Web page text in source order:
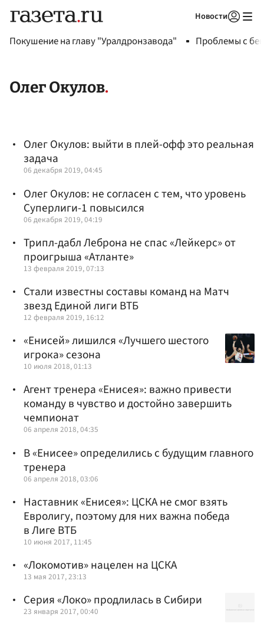
Новости
Покушение на главу "Уралдронзавода" Проблемы с
Олег Окулов
Олег Окулов: выйти в плей-офф это реальная
задача
06 декабря 2019, 04:45
Олег Окулов: не согласен с тем, что уровень
Суперлиги-1 повысился
06 декабря 2019, 04:19
Трипл-дабл Леброна не спас «Лейкерс» от
проигрыша «Атланте»
13 февраля 2019, 07:13
Стали известны составы команд на Матч
звезд Единой лиги ВТБ
12 февраля 2019, 16:12
«Енисей» лишился «Лучшего шестого
игрока» сезона
10 июля 2018, 01:13
Агент тренера «Енисея»: важно привести
команду в чувство и достойно завершить
чемпионат
06 апреля 2018, 04:35
В «Енисее» определились с будущим главного
тренера
06 апреля 2018, 03:06
Наставник «Енисея»: ЦСКА не смог взять
Евролигу, поэтому для них важна победа
в Лиге ВТБ
10 июня 2017, 11:45
«Локомотив» нацелен на ЦСКА
13 мая 2017, 23:13
Серия «Локо» продлилась в Сибири
23 января 2017, 00:40